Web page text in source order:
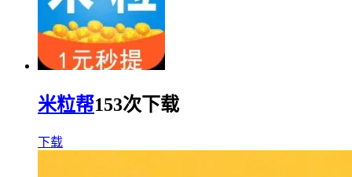
米粒帮153次下载
下载